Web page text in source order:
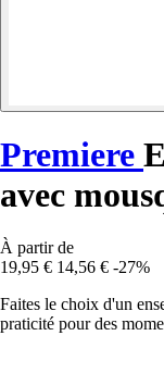
Premiere
avec
À partir de
19,95 € 14,56 € -27%
Faites le choix d'un
praticité pour des